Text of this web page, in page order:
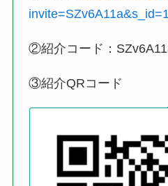
②紹介コード：
③紹介QRコード